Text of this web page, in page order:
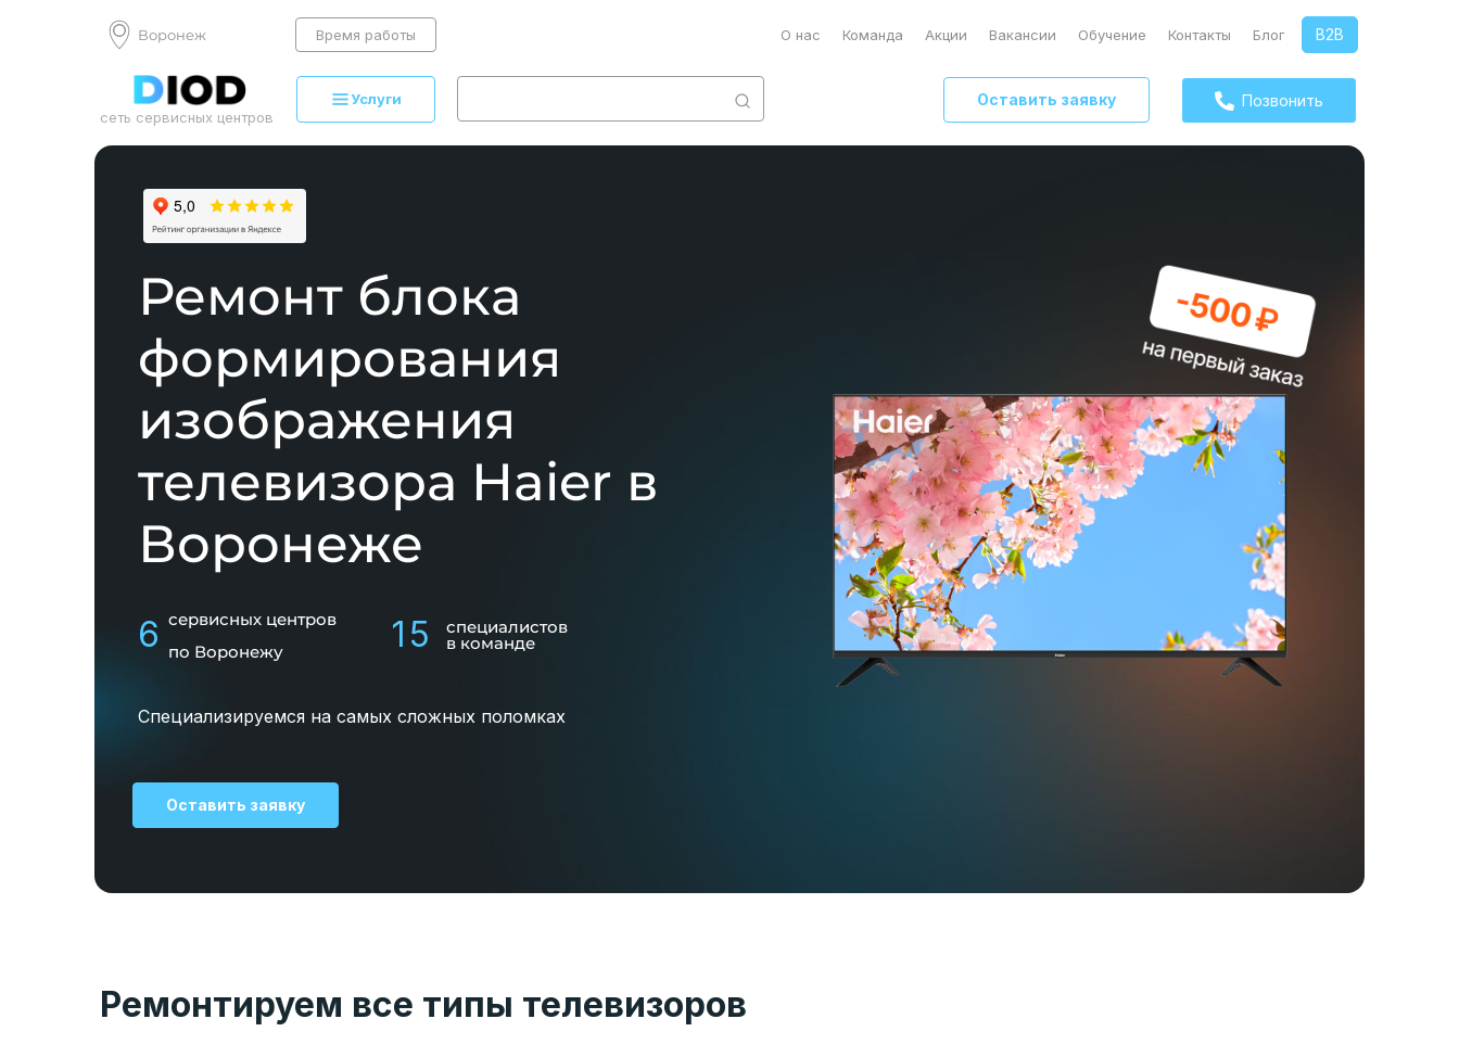
Воронеж Время работы О нас Команда Акции Вакансии Обучение Контакты Блог B2B
сеть сервисных центров
Услуги Оставить заявку Позвонить
Ремонт блока
формирования
изображения
телевизора Haier в
Воронеже
6 сервисных центров
по Воронежу
15 специалистов
в команде
Специализируемся на самых сложных поломках
Оставить заявку
Ремонтируем все типы телевизоров